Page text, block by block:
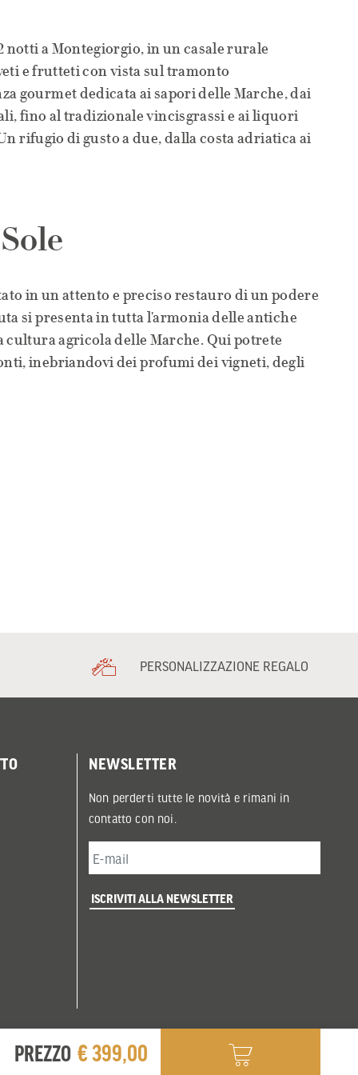
notti a Montegiorgio, in un casale rurale
e frutteti con vista sul tramonto
gourmet dedicata ai sapori delle Marche, dai
fino al tradizionale vincisgrassi e ai liquori
rifugio di gusto a due, dalla costa adriatica ai
in un attento e preciso restauro di un podere
si presenta in tutta l'armonia delle antiche
cultura agricola delle Marche. Qui potrete
inebriandovi dei profumi dei vigneti, degli
PREZZO € 399,00
PERSONALIZZAZIONE REGALO
NEWSLETTER
Non perderti tutte le novità e rimani in
contatto con noi.
ISCRIVITI ALLA NEWSLETTER